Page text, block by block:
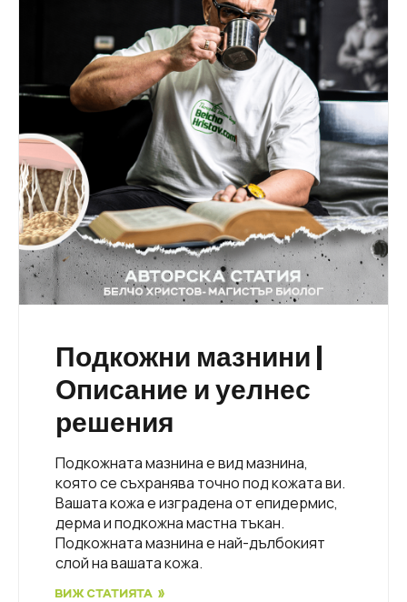
Подкожни мазнини |
Описание и уелнес
решения
Подкожната мазнина е вид мазнина,
която се съхранява точно под кожата ви.
Вашата кожа е изградена от епидермис,
дерма и подкожна мастна тъкан.
Подкожната мазнина е най-дълбокият
слой на вашата кожа.
ВИЖ СТАТИЯТА »